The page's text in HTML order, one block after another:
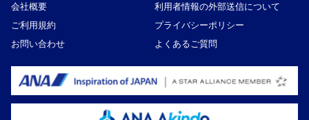
会社概要
利用者情報の外部送信について
ご利用規約
プライバシーポリシー
お問い合わせ
よくあるご質問